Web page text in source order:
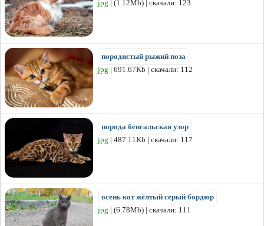
jpg | (1.12Mb) | скачали: 123
породистый рыжий поза
jpg | 691.67Kb | скачали: 112
порода бенгальская узор
jpg | 487.11Kb | скачали: 117
осень кот жёлтый серый бордюр
jpg | (6.78Mb) | скачали: 111